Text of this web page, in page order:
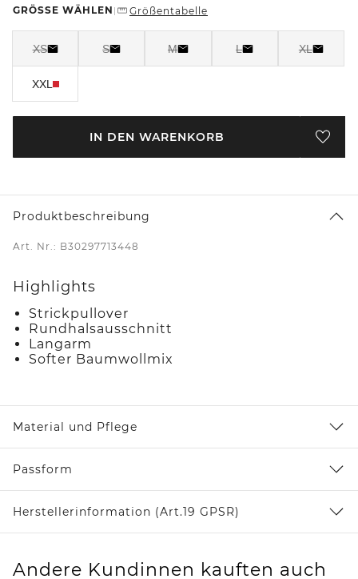
GRÖSSE WÄHLEN | Größentabelle
XS S M L XL
XXL
IN DEN WARENKORB
Produktbeschreibung
Art. Nr.: B30297713448
Highlights
Strickpullover
Rundhalsausschnitt
Langarm
Softer Baumwollmix
Material und Pflege
Passform
Herstellerinformation (Art.19 GPSR)
Andere Kundinnen kauften auch